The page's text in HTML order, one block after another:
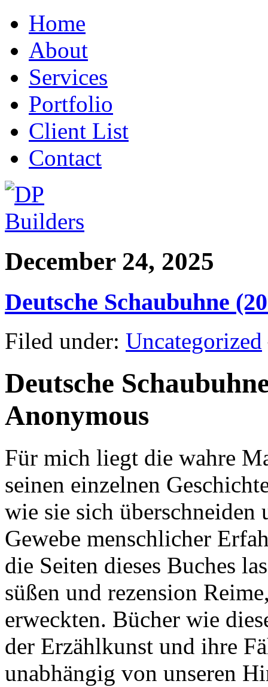
Home
About
Services
Portfolio
Client List
Contact
December 24, 2025
Deutsche Schaubuhne
Filed under: Uncategorized
Deutsche
Anonymous
Für mich liegt die wahre
seinen einzelnen
wie sie sich überschneiden
Gewebe menschlicher
die Seiten dieses Buches
süßen und rezension
erweckten. Bücher wie
der Erzählkunst und ihre
unabhängig von unseren